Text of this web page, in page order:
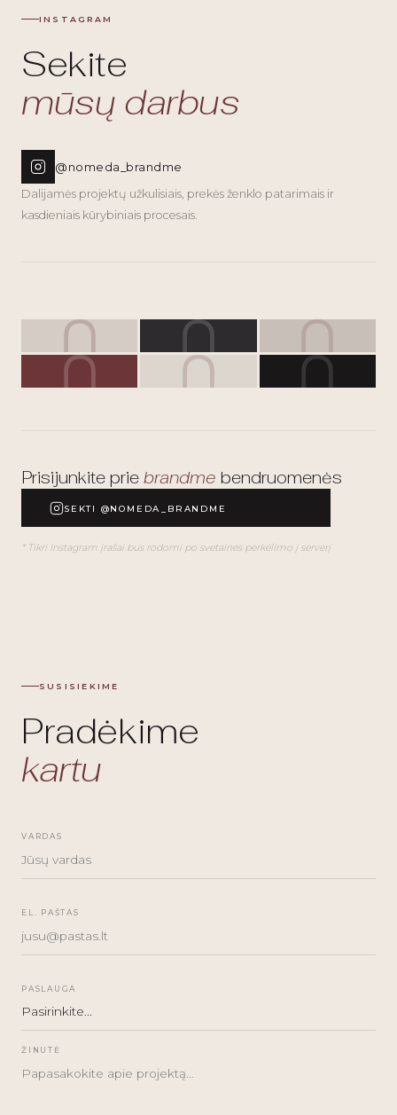
INSTAGRAM
Sekite
mūsų darbus
@nomeda_brandme
Dalijamės projektų užkulisiais, prekės ženklo patarimais ir
kasdieniais kūrybiniais procesais.
Prisijunkite prie brandme bendruomenės
SEKTI @NOMEDA_BRANDME
* Tikri Instagram įrašai bus rodomi po svetainės perkėlimo į serverį
SUSISIEKIME
Pradėkime
kartu
VARDAS
EL. PAŠTAS
PASLAUGA
ŽINUTĖ